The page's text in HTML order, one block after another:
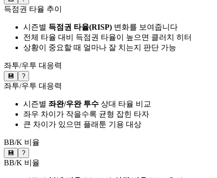
득점권 타율 추이
시즌별 득점권 타율(RISP) 변화를 보여줍니다
전체 타율 대비 득점권 타율이 높으면 클러치 히터
상황이 중요할 때 얼마나 잘 치는지 판단 가능
좌투/우투 대응력
💾 ?
좌투/우투 대응력
시즌별 좌완/우완 투수 상대 타율 비교
좌우 차이가 작을수록 균형 잡힌 타자
큰 차이가 있으면 플래툰 기용 대상
BB/K 비율
💾 ?
BB/K 비율